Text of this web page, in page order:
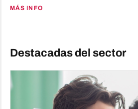
MÁS INFO
Destacadas del sector